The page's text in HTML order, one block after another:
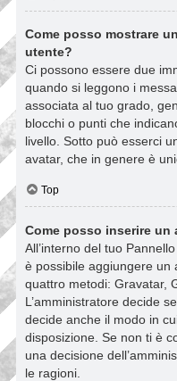
Come posso mostrare
utente?
Ci possono essere due
quando si leggono i
associata al tuo grado,
blocchi o punti che
livello. Sotto può esserci
avatar, che in genere è
Top
Come posso inserire un
All’interno del tuo
è possibile aggiungere un
quattro metodi: Gravatar,
L’amministratore decide
decide anche il modo in
disposizione. Se non ti è
una decisione
le ragioni.